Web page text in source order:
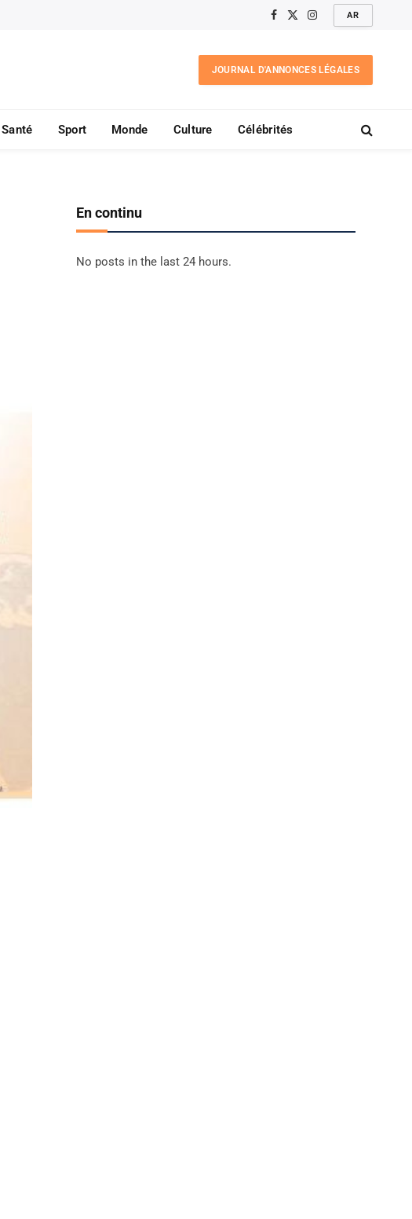
Facebook
X
Instagram
AR
JOURNAL D'ANNONCES LÉGALES
Santé Sport Monde Culture Célébrités
En continu
No posts in the last 24 hours.